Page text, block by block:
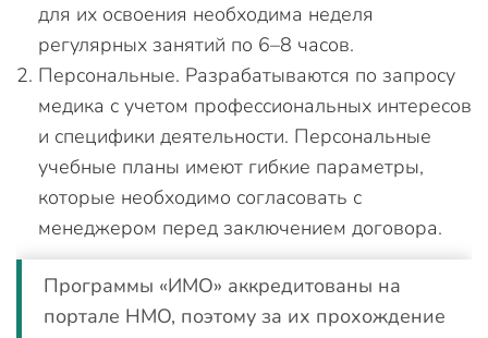
для их освоения необходима неделя
регулярных занятий по 6–8 часов.
Персональные. Разрабатываются по запросу
медика с учетом профессиональных интересов
и специфики деятельности. Персональные
учебные планы имеют гибкие параметры,
которые необходимо согласовать с
менеджером перед заключением договора.
Программы «ИМО» аккредитованы на
портале НМО, поэтому за их прохождение